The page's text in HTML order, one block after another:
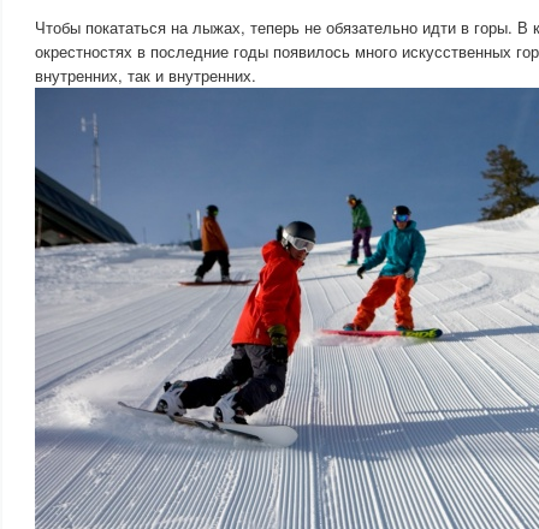
Чтобы покататься на лыжах, теперь не обязательно идти в горы. В
окрестностях в последние годы появилось много искусственных
внутренних, так и внутренних.